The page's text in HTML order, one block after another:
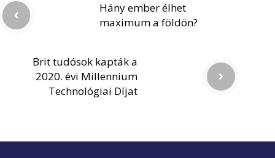
Hány ember élhet
maximum a földön?
Brit tudósok kapták a
2020. évi Millennium
Technológiai Díjat